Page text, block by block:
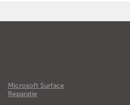
Microsoft Surface
Reparatie